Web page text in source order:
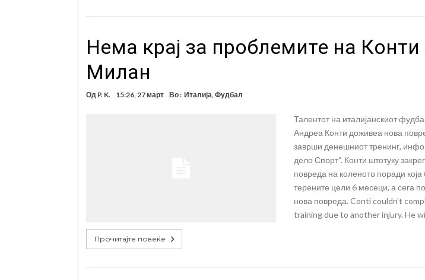
Нема крај за проблемите на Конти
Милан
Од P. K. 15:26, 27 март Во : Италија Фудбал
Талентот на италијанскиот
Андреа Конти доживеа нова
заврши денешниот тренинг,
дело Спорт“. Конти штотуку
повреда на коленото поради
терените цели 6 месеци, а сега
нова повреда. Conti couldn't
training due to another injury. He
Прочитајте повеќе